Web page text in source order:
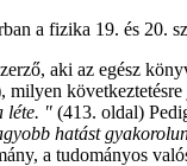
a fizika 19. és 20.
aki az egész
milyen következtetésre
léte. " (413. oldal)
hatást
a tudományos